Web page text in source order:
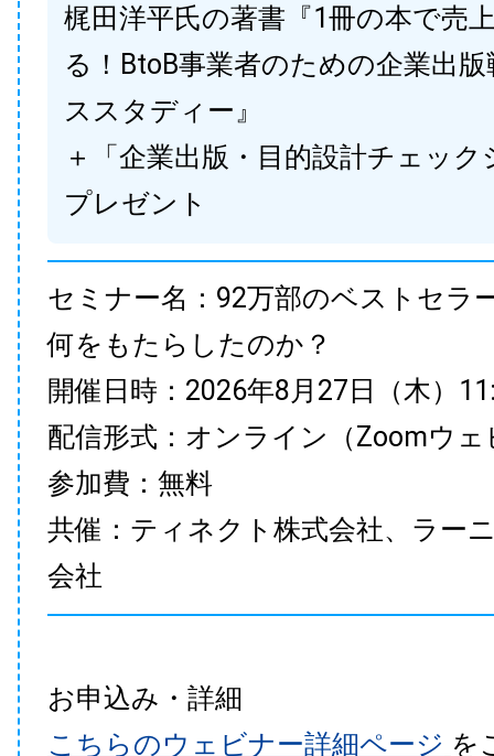
梶田洋平氏の著書『1冊の本で売
る！BtoB事業者のための企業出
ススタディー』
＋「企業出版・目的設計チェック
プレゼント
セミナー名：92万部のベストセラ
何をもたらしたのか？
開催日時：2026年8月27日（木）
配信形式：オンライン（Zoomウェ
参加費：無料
共催：ティネクト株式会社、ラー
会社
お申込み・詳細
こちらのウェビナー詳細ページ を